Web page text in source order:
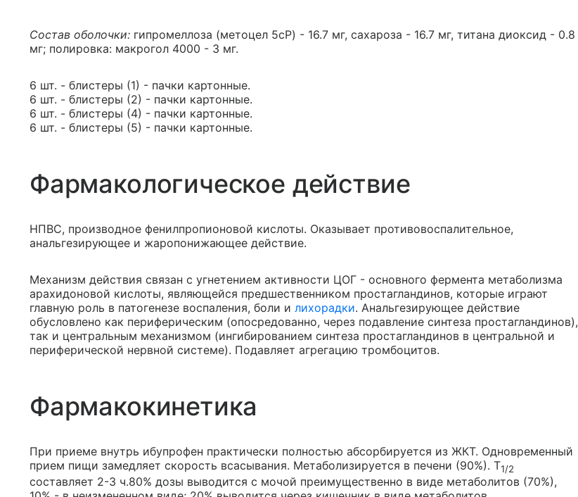
Состав оболочки: гипромеллоза (метоцел 5cP) - 16.7 мг, сахароза - 16.7 мг, титана диоксид - 0.8
мг; полировка: макрогол 4000 - 3 мг.
6 шт. - блистеры (1) - пачки картонные.
6 шт. - блистеры (2) - пачки картонные.
6 шт. - блистеры (4) - пачки картонные.
6 шт. - блистеры (5) - пачки картонные.
Фармакологическое действие
НПВС, производное фенилпропионовой кислоты. Оказывает противовоспалительное,
анальгезирующее и жаропонижающее действие.
Механизм действия связан с угнетением активности ЦОГ - основного фермента метаболизма
арахидоновой кислоты, являющейся предшественником простагландинов, которые играют
главную роль в патогенезе воспаления, боли и лихорадки. Анальгезирующее действие
обусловлено как периферическим (опосредованно, через подавление синтеза простагландинов),
так и центральным механизмом (ингибированием синтеза простагландинов в центральной и
периферической нервной системе). Подавляет агрегацию тромбоцитов.
Фармакокинетика
При приеме внутрь ибупрофен практически полностью абсорбируется из ЖКТ. Одновременный
прием пищи замедляет скорость всасывания. Метаболизируется в печени (90%). T1/2
составляет 2-3 ч.80% дозы выводится с мочой преимущественно в виде метаболитов (70%),